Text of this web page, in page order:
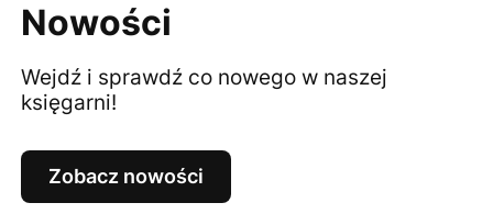
Nowości
Wejdź i sprawdź co nowego w naszej
księgarni!
Zobacz nowości